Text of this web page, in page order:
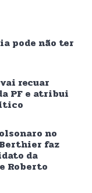
pode não ter
recuar
PF e atribui
no
faz
da
Roberto